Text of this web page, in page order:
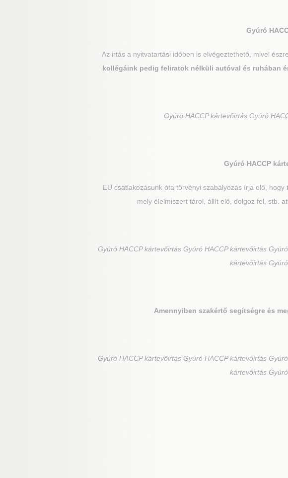
Gyúró
Az irtás a nyitvatartási időben is elvégeztethető, mivel
kollégáink pedig feliratok nélküli autóval és ruhában
Gyúró HACCP kártevőirtás Gyúró
Gyúró HACCP
EU csatlakozásunk óta törvényi szabályozás írja elő, hogy
mely élelmiszert tárol, állít elő, dolgoz fel, stb.
GyúróHACCP kártevőirtás Gyúró HACCP kártevőirtás
kártevőirtás
Amennyiben szakértő segítségre és
GyúróHACCP kártevőirtás Gyúró HACCP kártevőirtás
kártevőirtás